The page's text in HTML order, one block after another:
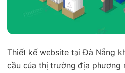
Thiết kế website tại Đà Nẵng
cầu của thị trường địa phương